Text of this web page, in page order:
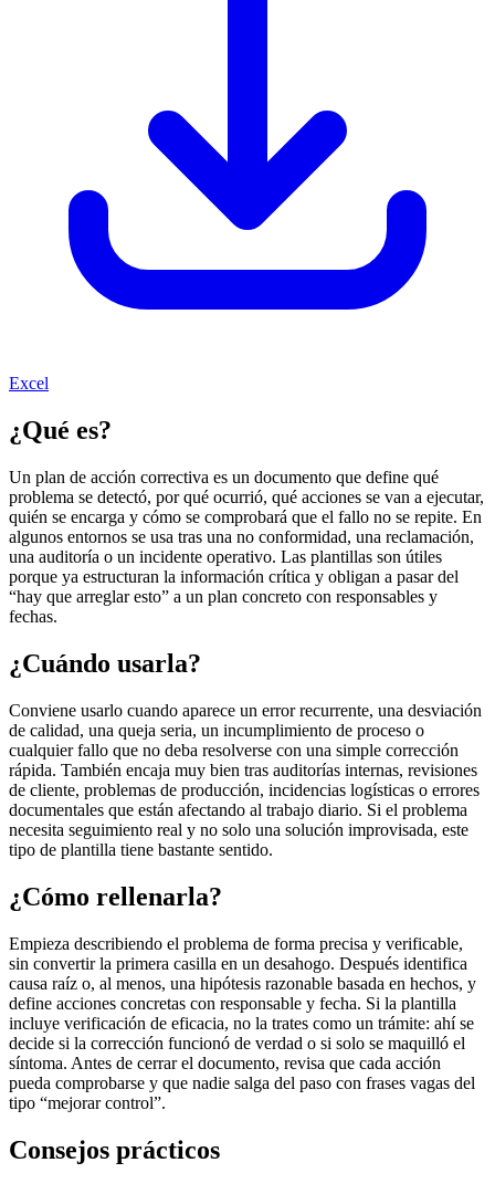
Excel
¿Qué es?
Un plan de acción correctiva es un documento que define qué
problema se detectó, por qué ocurrió, qué acciones se van a ejecutar,
quién se encarga y cómo se comprobará que el fallo no se repite. En
algunos entornos se usa tras una no conformidad, una reclamación,
una auditoría o un incidente operativo. Las plantillas son útiles
porque ya estructuran la información crítica y obligan a pasar del
“hay que arreglar esto” a un plan concreto con responsables y
fechas.
¿Cuándo usarla?
Conviene usarlo cuando aparece un error recurrente, una desviación
de calidad, una queja seria, un incumplimiento de proceso o
cualquier fallo que no deba resolverse con una simple corrección
rápida. También encaja muy bien tras auditorías internas, revisiones
de cliente, problemas de producción, incidencias logísticas o errores
documentales que están afectando al trabajo diario. Si el problema
necesita seguimiento real y no solo una solución improvisada, este
tipo de plantilla tiene bastante sentido.
¿Cómo rellenarla?
Empieza describiendo el problema de forma precisa y verificable,
sin convertir la primera casilla en un desahogo. Después identifica
causa raíz o, al menos, una hipótesis razonable basada en hechos, y
define acciones concretas con responsable y fecha. Si la plantilla
incluye verificación de eficacia, no la trates como un trámite: ahí se
decide si la corrección funcionó de verdad o si solo se maquilló el
síntoma. Antes de cerrar el documento, revisa que cada acción
pueda comprobarse y que nadie salga del paso con frases vagas del
tipo “mejorar control”.
Consejos prácticos